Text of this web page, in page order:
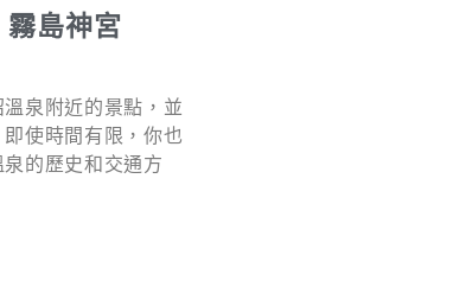
霧島神宮
泉附近的景點，並
使時間有限，你也
的歷史和交通方